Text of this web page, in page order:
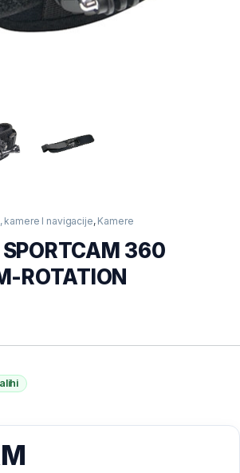
kamere I navigacije, Kamere
360
ROTATION